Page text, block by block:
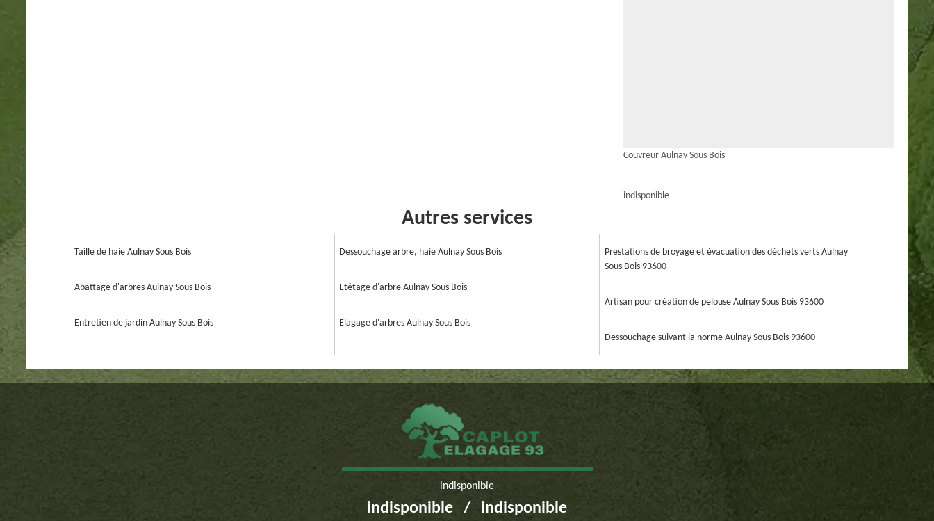
Couvreur Aulnay Sous Bois
indisponible
Autres services
Taille de haie Aulnay Sous Bois
Abattage d'arbres Aulnay Sous Bois
Entretien de jardin Aulnay Sous Bois
Dessouchage arbre, haie Aulnay Sous Bois
Etêtage d'arbre Aulnay Sous Bois
Elagage d'arbres Aulnay Sous Bois
Prestations de broyage et évacuation des déchets verts Aulnay
Sous Bois 93600
Artisan pour création de pelouse Aulnay Sous Bois 93600
Dessouchage suivant la norme Aulnay Sous Bois 93600
indisponible
indisponible / indisponible